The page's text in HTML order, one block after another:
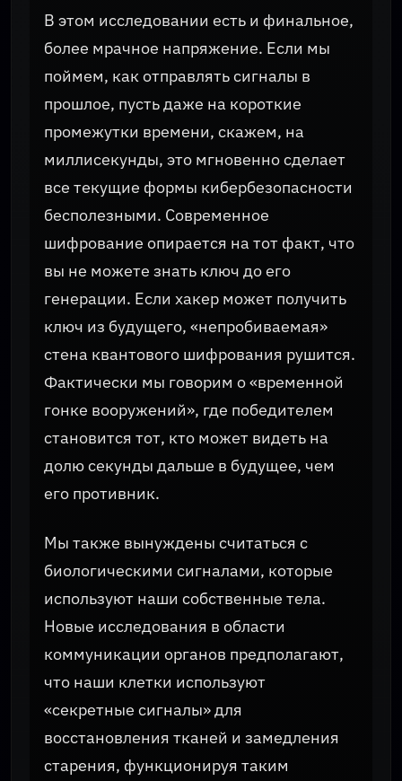
В этом исследовании есть и финальное,
более мрачное напряжение. Если мы
поймем, как отправлять сигналы в
прошлое, пусть даже на короткие
промежутки времени, скажем, на
миллисекунды, это мгновенно сделает
все текущие формы кибербезопасности
бесполезными. Современное
шифрование опирается на тот факт, что
вы не можете знать ключ до его
генерации. Если хакер может получить
ключ из будущего, «непробиваемая»
стена квантового шифрования рушится.
Фактически мы говорим о «временной
гонке вооружений», где победителем
становится тот, кто может видеть на
долю секунды дальше в будущее, чем
его противник.
Мы также вынуждены считаться с
биологическими сигналами, которые
используют наши собственные тела.
Новые исследования в области
коммуникации органов предполагают,
что наши клетки используют
«секретные сигналы» для
восстановления тканей и замедления
старения, функционируя таким